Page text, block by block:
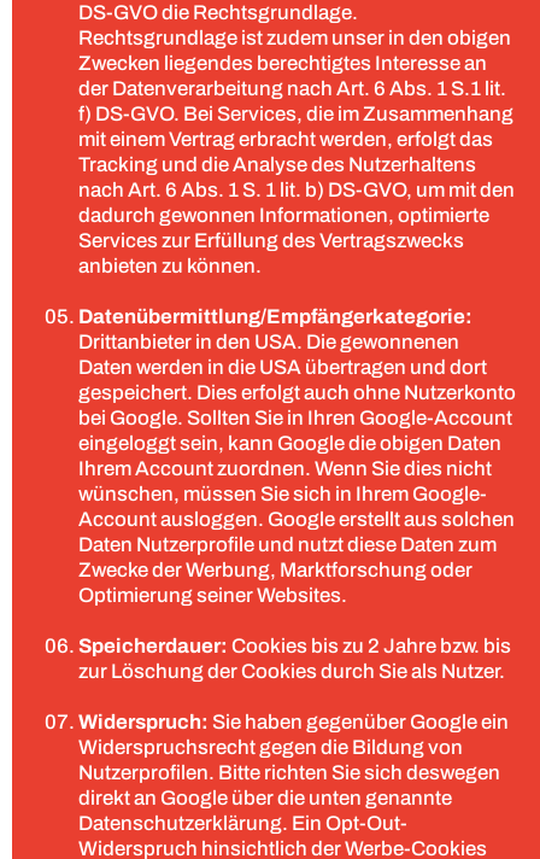
DS-GVO die Rechtsgrundlage.
Rechtsgrundlage ist zudem unser in den obigen
Zwecken liegendes berechtigtes Interesse an
der Datenverarbeitung nach Art. 6 Abs. 1 S.1 lit.
f) DS-GVO. Bei Services, die im Zusammenhang
mit einem Vertrag erbracht werden, erfolgt das
Tracking und die Analyse des Nutzerhaltens
nach Art. 6 Abs. 1 S. 1 lit. b) DS-GVO, um mit den
dadurch gewonnen Informationen, optimierte
Services zur Erfüllung des Vertragszwecks
anbieten zu können.
Datenübermittlung/Empfängerkategorie:
Drittanbieter in den USA. Die gewonnenen
Daten werden in die USA übertragen und dort
gespeichert. Dies erfolgt auch ohne Nutzerkonto
bei Google. Sollten Sie in Ihren Google-Account
eingeloggt sein, kann Google die obigen Daten
Ihrem Account zuordnen. Wenn Sie dies nicht
wünschen, müssen Sie sich in Ihrem Google-
Account ausloggen. Google erstellt aus solchen
Daten Nutzerprofile und nutzt diese Daten zum
Zwecke der Werbung, Marktforschung oder
Optimierung seiner Websites.
Speicherdauer: Cookies bis zu 2 Jahre bzw. bis
zur Löschung der Cookies durch Sie als Nutzer.
Widerspruch: Sie haben gegenüber Google ein
Widerspruchsrecht gegen die Bildung von
Nutzerprofilen. Bitte richten Sie sich deswegen
direkt an Google über die unten genannte
Datenschutzerklärung. Ein Opt-Out-
Widerspruch hinsichtlich der Werbe-Cookies